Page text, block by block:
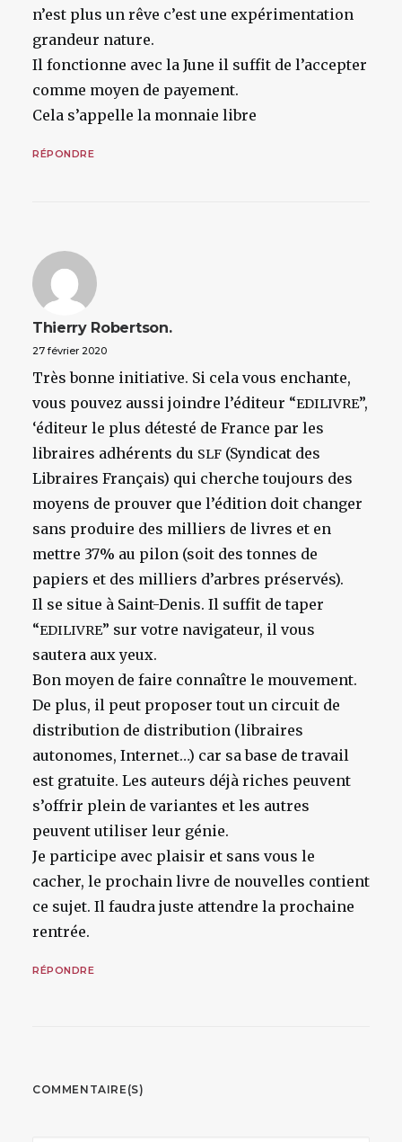
n’est plus un rêve c’est une expérimentation
grandeur nature.
Il fonctionne avec la June il suffit de l’accepter
comme moyen de payement.
Cela s’appelle la monnaie libre
RÉPONDRE
Thierry Robertson.
27 février 2020
Très bonne initiative. Si cela vous enchante,
vous pouvez aussi joindre l’éditeur “EDILIVRE”,
‘éditeur le plus détesté de France par les
libraires adhérents du SLF (Syndicat des
Libraires Français) qui cherche toujours des
moyens de prouver que l’édition doit changer
sans produire des milliers de livres et en
mettre 37% au pilon (soit des tonnes de
papiers et des milliers d’arbres préservés).
Il se situe à Saint-Denis. Il suffit de taper
“EDILIVRE” sur votre navigateur, il vous
sautera aux yeux.
Bon moyen de faire connaître le mouvement.
De plus, il peut proposer tout un circuit de
distribution de distribution (libraires
autonomes, Internet…) car sa base de travail
est gratuite. Les auteurs déjà riches peuvent
s’offrir plein de variantes et les autres
peuvent utiliser leur génie.
Je participe avec plaisir et sans vous le
cacher, le prochain livre de nouvelles contient
ce sujet. Il faudra juste attendre la prochaine
rentrée.
RÉPONDRE
COMMENTAIRE(S)